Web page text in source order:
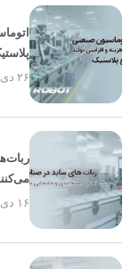
۲۶ دی ۱۴۰۴
۱۶ دی ۱۴۰۴